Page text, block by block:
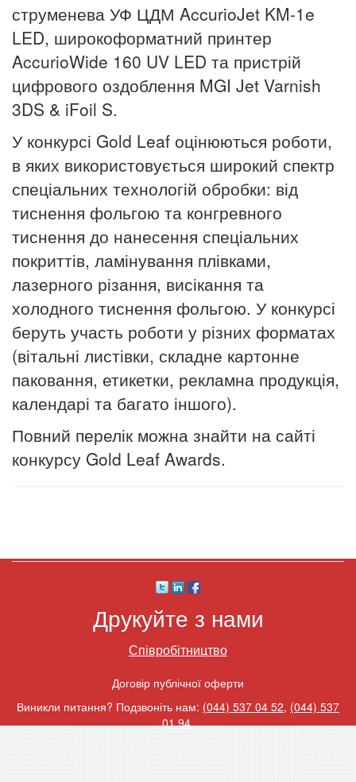
струменева УФ ЦДМ AccurioJet KM-1e
LED, широкоформатний принтер
AccurioWide 160 UV LED та пристрій
цифрового оздоблення MGI Jet Varnish
3DS & iFoil S.
У конкурсі Gold Leaf оцінюються роботи,
в яких використовується широкий спектр
спеціальних технологій обробки: від
тиснення фольгою та конгревного
тиснення до нанесення спеціальних
покриттів, ламінування плівками,
лазерного різання, висікання та
холодного тиснення фольгою. У конкурсі
беруть участь роботи у різних форматах
(вітальні листівки, складне картонне
паковання, етикетки, рекламна продукція,
календарі та багато іншого).
Повний перелік можна знайти на сайті
конкурсу Gold Leaf Awards.
Друкуйте з нами
Співробітництво
Договір публічної оферти
Виникли питання? Подзвоніть нам: (044) 537 04 52, (044) 537
01 94.